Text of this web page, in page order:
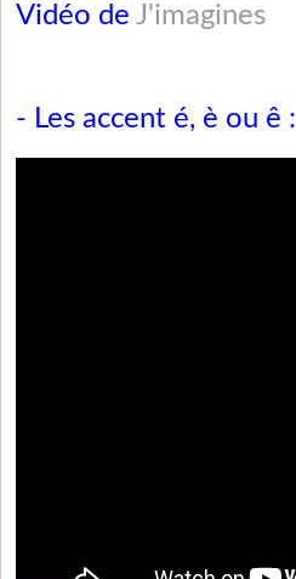
Vidéo de J'imagines
- Les accent é, è ou ê :